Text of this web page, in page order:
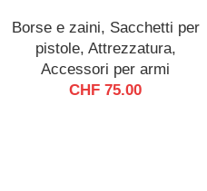
Borse e zaini, Sacchetti per
pistole, Attrezzatura,
Accessori per armi
CHF 75.00